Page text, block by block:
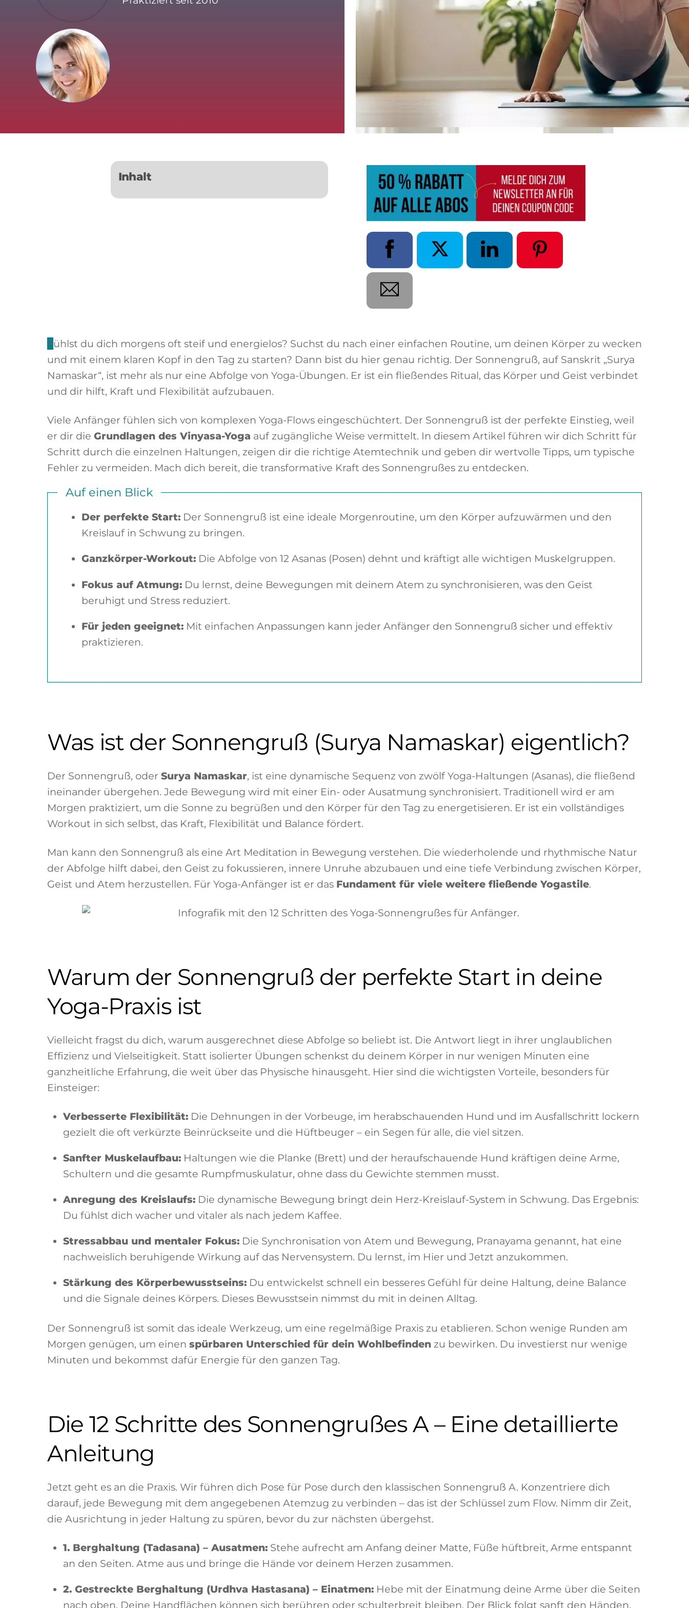
Inhalt
Fühlst du dich morgens oft steif und energielos? Suchst du nach einer einfachen Routine, um deinen Körper zu wecken
und mit einem klaren Kopf in den Tag zu starten? Dann bist du hier genau richtig. Der Sonnengruß, auf Sanskrit „Surya
Namaskar“, ist mehr als nur eine Abfolge von Yoga-Übungen. Er ist ein fließendes Ritual, das Körper und Geist verbindet
und dir hilft, Kraft und Flexibilität aufzubauen.
Viele Anfänger fühlen sich von komplexen Yoga-Flows eingeschüchtert. Der Sonnengruß ist der perfekte Einstieg, weil
er dir die Grundlagen des Vinyasa-Yoga auf zugängliche Weise vermittelt. In diesem Artikel führen wir dich Schritt für
Schritt durch die einzelnen Haltungen, zeigen dir die richtige Atemtechnik und geben dir wertvolle Tipps, um typische
Fehler zu vermeiden. Mach dich bereit, die transformative Kraft des Sonnengrußes zu entdecken.
Auf einen Blick
Der perfekte Start:Der Sonnengruß ist eine ideale Morgenroutine, um den Körper aufzuwärmen und den
Kreislauf in Schwung zu bringen.
Ganzkörper-Workout:Die Abfolge von 12 Asanas (Posen) dehnt und kräftigt alle wichtigen Muskelgruppen.
Fokus auf Atmung:Du lernst, deine Bewegungen mit deinem Atem zu synchronisieren, was den Geist
beruhigt und Stress reduziert.
Für jeden geeignet:Mit einfachen Anpassungen kann jeder Anfänger den Sonnengruß sicher und effektiv
praktizieren.
Was ist der Sonnengruß (Surya Namaskar) eigentlich?
Der Sonnengruß, oder Surya Namaskar, ist eine dynamische Sequenz von zwölf Yoga-Haltungen (Asanas), die fließend
ineinander übergehen. Jede Bewegung wird mit einer Ein- oder Ausatmung synchronisiert. Traditionell wird er am
Morgen praktiziert, um die Sonne zu begrüßen und den Körper für den Tag zu energetisieren. Er ist ein vollständiges
Workout in sich selbst, das Kraft, Flexibilität und Balance fördert.
Man kann den Sonnengruß als eine Art Meditation in Bewegung verstehen. Die wiederholende und rhythmische Natur
der Abfolge hilft dabei, den Geist zu fokussieren, innere Unruhe abzubauen und eine tiefe Verbindung zwischen Körper,
Geist und Atem herzustellen. Für Yoga-Anfänger ist er das Fundament für viele weitere fließende Yogastile.
Warum der Sonnengruß der perfekte Start in deine
Yoga-Praxis ist
Vielleicht fragst du dich, warum ausgerechnet diese Abfolge so beliebt ist. Die Antwort liegt in ihrer unglaublichen
Effizienz und Vielseitigkeit. Statt isolierter Übungen schenkst du deinem Körper in nur wenigen Minuten eine
ganzheitliche Erfahrung, die weit über das Physische hinausgeht. Hier sind die wichtigsten Vorteile, besonders für
Einsteiger:
Verbesserte Flexibilität:Die Dehnungen in der Vorbeuge, im herabschauenden Hund und im Ausfallschritt lockern
gezielt die oft verkürzte Beinrückseite und die Hüftbeuger – ein Segen für alle, die viel sitzen.
Sanfter Muskelaufbau:Haltungen wie die Planke (Brett) und der heraufschauende Hund kräftigen deine Arme,
Schultern und die gesamte Rumpfmuskulatur, ohne dass du Gewichte stemmen musst.
Anregung des Kreislaufs:Die dynamische Bewegung bringt dein Herz-Kreislauf-System in Schwung. Das Ergebnis:
Du fühlst dich wacher und vitaler als nach jedem Kaffee.
Stressabbau und mentaler Fokus:Die Synchronisation von Atem und Bewegung, Pranayama genannt, hat eine
nachweislich beruhigende Wirkung auf das Nervensystem. Du lernst, im Hier und Jetzt anzukommen.
Stärkung des Körperbewusstseins:Du entwickelst schnell ein besseres Gefühl für deine Haltung, deine Balance
und die Signale deines Körpers. Dieses Bewusstsein nimmst du mit in deinen Alltag.
Der Sonnengruß ist somit das ideale Werkzeug, um eine regelmäßige Praxis zu etablieren. Schon wenige Runden am
Morgen genügen, um einen spürbaren Unterschied für dein Wohlbefinden zu bewirken. Du investierst nur wenige
Minuten und bekommst dafür Energie für den ganzen Tag.
Die 12 Schritte des Sonnengrußes A – Eine detaillierte
Anleitung
Jetzt geht es an die Praxis. Wir führen dich Pose für Pose durch den klassischen Sonnengruß A. Konzentriere dich
darauf, jede Bewegung mit dem angegebenen Atemzug zu verbinden – das ist der Schlüssel zum Flow. Nimm dir Zeit,
die Ausrichtung in jeder Haltung zu spüren, bevor du zur nächsten übergehst.
1. Berghaltung (Tadasana) – Ausatmen:Stehe aufrecht am Anfang deiner Matte, Füße hüftbreit, Arme entspannt
an den Seiten. Atme aus und bringe die Hände vor deinem Herzen zusammen.
2. Gestreckte Berghaltung (Urdhva Hastasana) – Einatmen:Hebe mit der Einatmung deine Arme über die Seiten
nach oben. Deine Handflächen können sich berühren oder schulterbreit bleiben. Der Blick folgt sanft den Händen.